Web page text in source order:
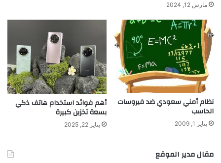
مارس 12, 2024
نظام أمني سعودي ضد فيروسات
الحاسب
يناير 1, 2009
أهم فوائد استخدام هاتف ذكي
بسعة تخزين كبيرة
يناير 22, 2025
مقال مدير الموقع